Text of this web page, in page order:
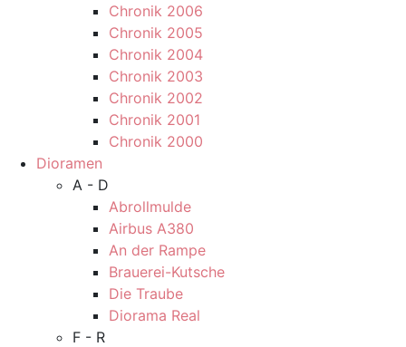
Chronik 2006
Chronik 2005
Chronik 2004
Chronik 2003
Chronik 2002
Chronik 2001
Chronik 2000
Dioramen
A - D
Abrollmulde
Airbus A380
An der Rampe
Brauerei-Kutsche
Die Traube
Diorama Real
F - R